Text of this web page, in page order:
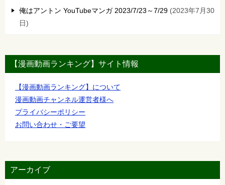
俺はアントン YouTubeマンガ 2023/7/23～7/29
2023年7月30
日
【漫画動画ランキング】サイト情報
【漫画動画ランキング】について
漫画動画チャンネル運営者様へ
プライバシーポリシー
お問い合わせ・ご要望
アーカイブ